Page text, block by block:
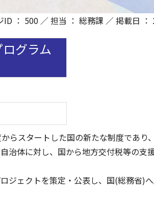
ID ： 500 ／ 担当 ： 総務課 ／ 掲載日
グラム
らスタートした国の新たな制度であり
治体に対し、国から地方交付税等の支
ジェクトを策定・公表し、国(総務省)